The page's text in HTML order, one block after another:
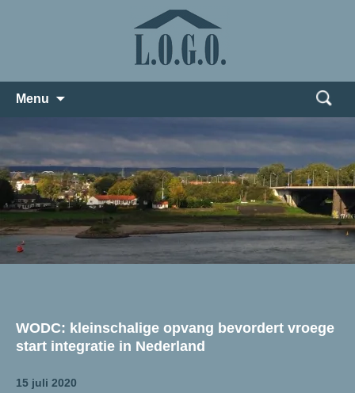
Menu
Zoeken
naar:
WODC: kleinschalige opvang bevordert vroege
start integratie in Nederland
15 juli 2020